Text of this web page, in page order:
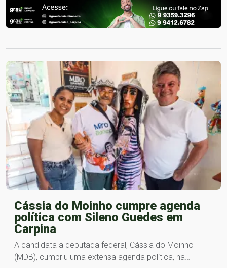
Cássia do Moinho cumpre agenda
política com Sileno Guedes em
Carpina
A candidata a deputada federal, Cássia do Moinho
(MDB), cumpriu uma extensa agenda política, na…